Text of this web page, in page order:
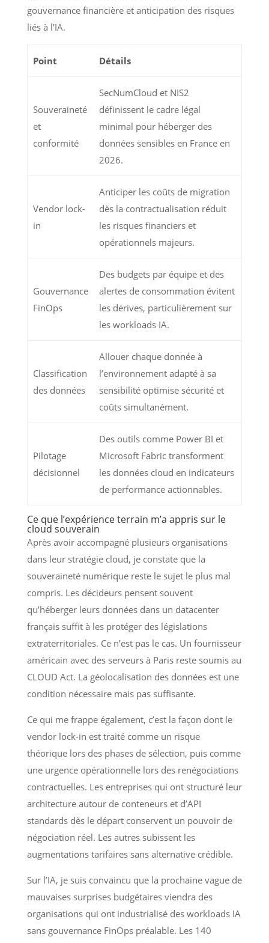
gouvernance financière et anticipation des risques
liés à l’IA.
Point Détails
Souveraineté
et
conformité
SecNumCloud et NIS2
définissent le cadre légal
minimal pour héberger des
données sensibles en France en
2026.
Vendor lock-
in
Anticiper les coûts de migration
dès la contractualisation réduit
les risques financiers et
opérationnels majeurs.
Gouvernance
FinOps
Des budgets par équipe et des
alertes de consommation évitent
les dérives, particulièrement sur
les workloads IA.
Classification
des données
Allouer chaque donnée à
l’environnement adapté à sa
sensibilité optimise sécurité et
coûts simultanément.
Pilotage
décisionnel
Des outils comme Power BI et
Microsoft Fabric transforment
les données cloud en indicateurs
de performance actionnables.
Ce que l’expérience terrain m’a appris sur le
cloud souverain
Après avoir accompagné plusieurs organisations
dans leur stratégie cloud, je constate que la
souveraineté numérique reste le sujet le plus mal
compris. Les décideurs pensent souvent
qu’héberger leurs données dans un datacenter
français suffit à les protéger des législations
extraterritoriales. Ce n’est pas le cas. Un fournisseur
américain avec des serveurs à Paris reste soumis au
CLOUD Act. La géolocalisation des données est une
condition nécessaire mais pas suffisante.
Ce qui me frappe également, c’est la façon dont le
vendor lock-in est traité comme un risque
théorique lors des phases de sélection, puis comme
une urgence opérationnelle lors des renégociations
contractuelles. Les entreprises qui ont structuré leur
architecture autour de conteneurs et d’API
standards dès le départ conservent un pouvoir de
négociation réel. Les autres subissent les
augmentations tarifaires sans alternative crédible.
Sur l’IA, je suis convaincu que la prochaine vague de
mauvaises surprises budgétaires viendra des
organisations qui ont industrialisé des workloads IA
sans gouvernance FinOps préalable. Les 140